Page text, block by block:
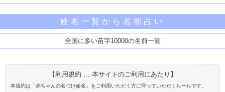
姓名一覧から名前占い
全国に多い苗字10000の名前一覧
【利用規約 … 本サイトのご利用にあたり】
本規約は「赤ちゃんの名づけ命名」をご利用いただく方に守っていただくルールです。